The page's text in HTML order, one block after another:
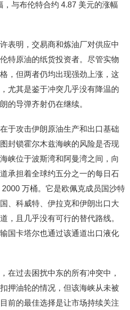
与布伦特合约 4.87 美元的涨幅
表明，交易商和炼油厂对供应中
特原油的纸货投资者。尽管实物
，但两者仍均出现强劲上涨，这
尤其是鉴于冲突几乎没有降温的
的导弹齐射仍在继续。
于攻击伊朗原油生产和出口基础
封锁霍尔木兹海峡的风险是否现
峡位于波斯湾和阿曼湾之间，向
承担着全球约五分之一的每日石
万桶。它是欧佩克成员国沙特
、科威特、伊拉克和伊朗出口大
，且几乎没有可行的替代路线。
国卡塔尔也通过该通道出口液化
在过去困扰中东的所有冲突中，
押油轮的情况，但该海峡从未被
前的最佳选择是让市场持续关注